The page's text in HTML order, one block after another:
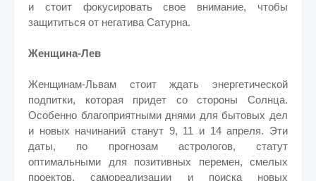
и стоит фокусировать свое внимание, чтобы
защититься от негатива Сатурна.
Женщина-Лев
Женщинам-Львам стоит ждать энергетической
подпитки, которая придет со стороны Солнца.
Особенно благоприятными днями для бытовых дел
и новых начинаний станут 9, 11 и 14 апреля. Эти
даты, по прогнозам астрологов, статут
оптимальными для позитивных перемен, смелых
проектов, самореализации и поиска новых